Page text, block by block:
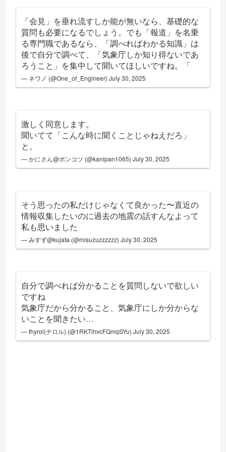
「会見」を垂れ流すしか能が無いなら、基礎的な
質問も必要になるでしょう。でも「報道」を名乗
る専門職であるなら、「調べればわかる知識」は
後で自分で調べて、「気象庁しか知り得ないであ
ろうこと」を集中して聞いてほしいですね。「
— ネワノ (@One_of_Engineer)July 30, 2025
激しく同意します。
聞いてて「こんな時に聞くことじゃねえだろ」
と。
— かにさん@ポンコツ (@kanipan1065)July 30, 2025
そう思ったの私だけじゃなくて良かった〜直近の
情報収集したいのに過去の地震の話すんなよって
私も思いました
— みすず@kujata (@misuzuzzzzzz)July 30, 2025
自分で調べれば分かることを質問しないで欲しい
ですね
気象庁だから分かること、気象庁にしか分からな
いことを聞きたい…
— thyrol(チロル) (@1RKTihvcFQmqSYu)July 30, 2025